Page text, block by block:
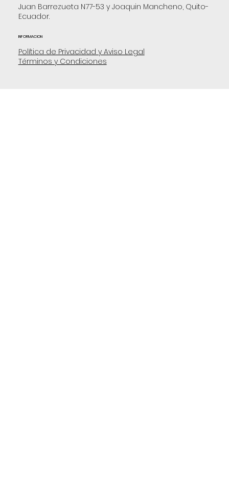
Juan Barrezueta N77-53 y Joaquin Mancheno, Quito-
Ecuador.
INFORMACION
Política de Privacidad y Aviso Legal
Términos y Condiciones